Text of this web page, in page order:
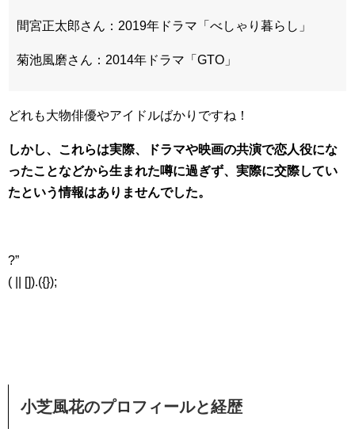
間宮正太郎さん：2019年ドラマ「べしゃり暮らし」
菊池風磨さん：2014年ドラマ「GTO」
どれも大物俳優やアイドルばかりですね！
しかし、これらは実際、ドラマや映画の共演で恋人役にな
ったことなどから生まれた噂に過ぎず、実際に交際してい
たという情報はありませんでした。
?”
( || []).({});
小芝風花のプロフィールと経歴